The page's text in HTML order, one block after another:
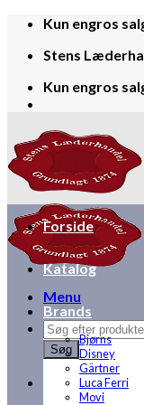
Skip
content
Kun engros
Stens
Kun engros
Menu
Products
search
Søg
Forside
Katalog
Brands
Bjørns
Disney
Gärtner
Luca Ferri
Movi